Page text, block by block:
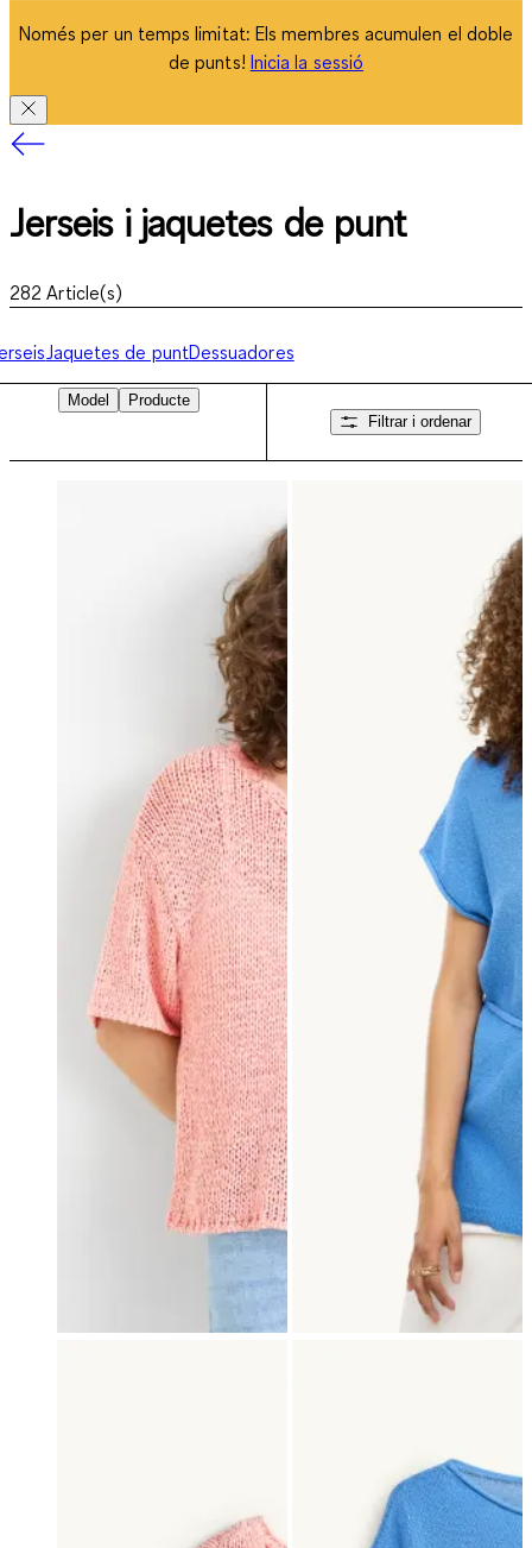
Només per un temps limitat: Els membres acumulen el doble
de punts! Inicia la sessió
Jerseis i jaquetes de punt
282 Article(s)
Jaquetes de puntDessuadores
Model
Producte
Filtrar i ordenar